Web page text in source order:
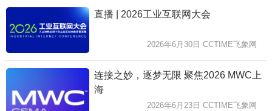
直播 | 2026工业互联网大会
2026年6月30日 CCTIME飞象网
连接之妙，逐梦无限 聚焦2026 MWC上
海
2026年6月23日 CCTIME飞象网